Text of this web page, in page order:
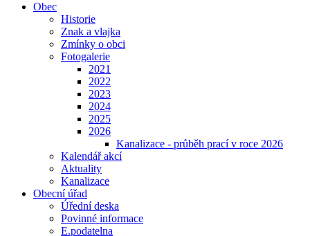
Obec
Historie
Znak a vlajka
Zmínky o obci
Fotogalerie
2021
2022
2023
2024
2025
2026
Kanalizace - průběh prací v roce 2026
Kalendář akcí
Aktuality
Kanalizace
Obecní úřad
Úřední deska
Povinné informace
E.podatelna